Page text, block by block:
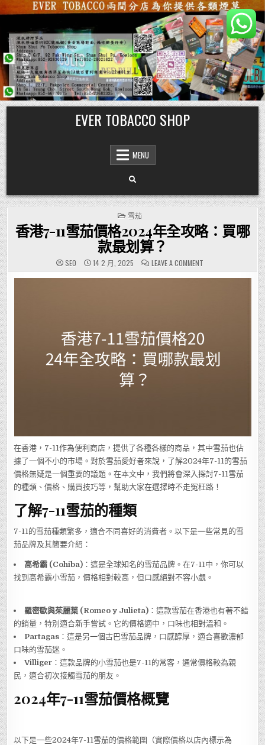
Skip
to
content
EVER TOBACCO SHOP
MENU
POSTED
IN
雪茄
香港7-11雪茄價格2024年全攻略：買哪
款最划算？
SEO 14 2 月, 2025 LEAVE A COMMENTON
香
港
年
全
攻
略：
買
哪
在香港，7-11作為便利商店，提供了各種各樣的商品，其中雪茄也佔
據了一個不小的市場。對於雪茄愛好者來說，了解2024年7-11的雪茄
價格無疑是一個重要的議題。在本文中，我們將會深入探討7-11雪茄
的種類、價格、購買技巧等，幫助大家在選擇時不走冤枉路！
了解7-11雪茄的種類
7-11的雪茄種類繁多，適合不同喜好的消費者。以下是一些常見的雪
茄品牌及其簡要介紹：
高希霸 (Cohiba) ：這是全球知名的雪茄品牌。在7-11中，你可以
找到高希霸小雪茄，價格相對較高，但口感絕對不容小覷。
羅密歐與茱麗葉 (Romeo y Julieta) ：這款雪茄在香港也有著不錯
的銷量，特別適合新手嘗試。它的價格適中，口味也相對溫和。
Partagas ：這是另一個古巴雪茄品牌，口感醇厚，適合喜歡濃郁
口味的雪茄迷。
Villiger ：這款品牌的小雪茄也是7-11的常客，通常價格較為親
民，適合初次接觸雪茄的朋友。
2024年7-11雪茄價格概覽
以下是一些2024年7-11雪茄的價格範圍（實際價格以店內標示為